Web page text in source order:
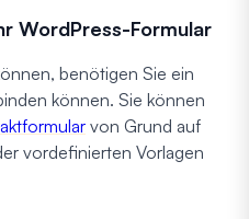
WordPress-Formular
benötigen Sie ein
können. Sie können
von Grund auf
vordefinierten Vorlagen